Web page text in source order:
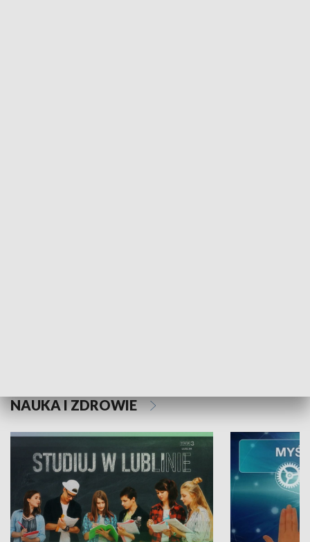
NAUKA I ZDROWIE